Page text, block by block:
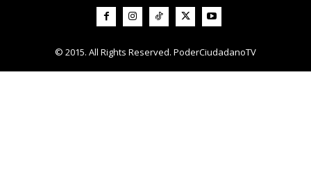
© 2015. All Rights Reserved. PoderCiudadanoTV